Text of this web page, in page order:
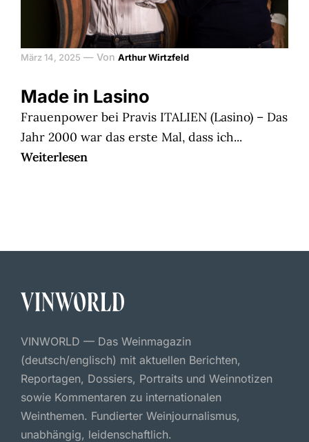
März 14, 2025 — Von Arthur Wirtzfeld
Made in Lasino
Frauenpower bei Pravis ITALIEN (Lasino) – Das
Jahr 2000 war das erste Mal, dass ich...
Weiterlesen
VINWORLD — Das Weinmagazin
(deutsch/englisch) mit aktuellen Berichten,
Reportagen, Dossiers, Portraits und Weinnotizen
sowie Kommentaren zu internationalen
Weinthemen. Fundierter Weinjournalismus,
unabhängig, leidenschaftlich.